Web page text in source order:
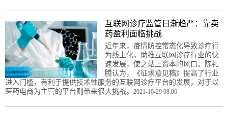
互联网诊疗监管日渐趋严：靠卖
药盈利面临挑战
近年来，疫情防控常态化导致诊疗行
为线上化，助推互联网诊疗行业的快
速发展，使之站上资本的风口。陈礼
腾认为，《征求意见稿》提高了行业
进入门槛，有利于提供技术性服务的互联网诊疗平台的发展，对于以
医药电商为主营的平台则带来很大挑战。 2021-10-29 08:06